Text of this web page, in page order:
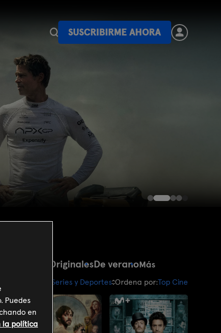
SUSCRIBIRME AHORA
OriginalesDe veranoMás
Libre: Cine, Series y Deportes Ordena por:Top Cine
Puedes
en
la política